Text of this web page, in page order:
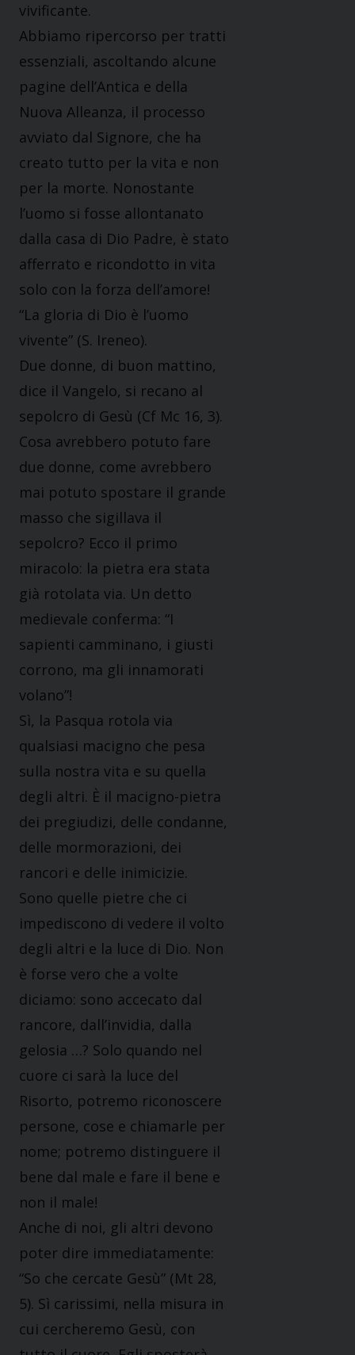
vivificante.
Abbiamo ripercorso per tratti
essenziali, ascoltando alcune
pagine dell’Antica e della
Nuova Alleanza, il processo
avviato dal Signore, che ha
creato tutto per la vita e non
per la morte. Nonostante
l’uomo si fosse allontanato
dalla casa di Dio Padre, è stato
afferrato e ricondotto in vita
solo con la forza dell’amore!
“La gloria di Dio è l’uomo
vivente” (S. Ireneo).
Due donne, di buon mattino,
dice il Vangelo, si recano al
sepolcro di Gesù (Cf Mc 16, 3).
Cosa avrebbero potuto fare
due donne, come avrebbero
mai potuto spostare il grande
masso che sigillava il
sepolcro? Ecco il primo
miracolo: la pietra era stata
già rotolata via. Un detto
medievale conferma: “I
sapienti camminano, i giusti
corrono, ma gli innamorati
volano”!
Sì, la Pasqua rotola via
qualsiasi macigno che pesa
sulla nostra vita e su quella
degli altri. È il macigno-pietra
dei pregiudizi, delle condanne,
delle mormorazioni, dei
rancori e delle inimicizie.
Sono quelle pietre che ci
impediscono di vedere il volto
degli altri e la luce di Dio. Non
è forse vero che a volte
diciamo: sono accecato dal
rancore, dall’invidia, dalla
gelosia …? Solo quando nel
cuore ci sarà la luce del
Risorto, potremo riconoscere
persone, cose e chiamarle per
nome; potremo distinguere il
bene dal male e fare il bene e
non il male!
Anche di noi, gli altri devono
poter dire immediatamente:
“So che cercate Gesù” (Mt 28,
5). Sì carissimi, nella misura in
cui cercheremo Gesù, con